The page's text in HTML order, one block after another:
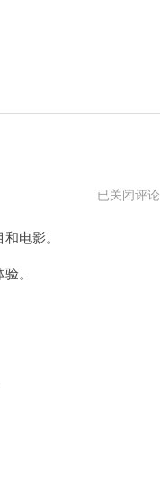
奈
已关闭评论
电影。
。